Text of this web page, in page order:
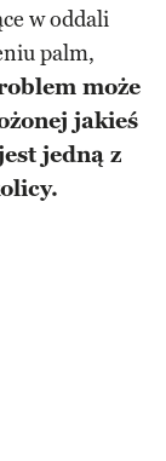
w oddali
palm,
może
jakieś
jedną z